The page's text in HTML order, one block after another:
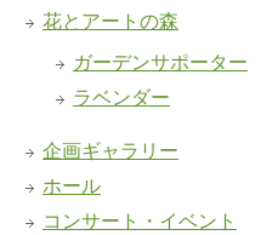
花とアートの森
ガーデンサポーター
ラベンダー
企画ギャラリー
ホール
コンサート・イベント